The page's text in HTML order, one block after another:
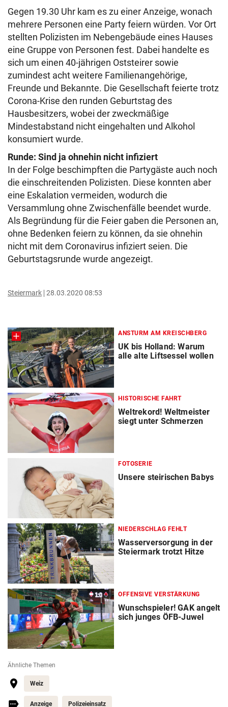
Gegen 19.30 Uhr kam es zu einer Anzeige, wonach
mehrere Personen eine Party feiern würden. Vor Ort
stellten Polizisten im Nebengebäude eines Hauses
eine Gruppe von Personen fest. Dabei handelte es
sich um einen 40-jährigen Oststeirer sowie
zumindest acht weitere Familienangehörige,
Freunde und Bekannte. Die Gesellschaft feierte trotz
Corona-Krise den runden Geburtstag des
Hausbesitzers, wobei der zweckmäßige
Mindestabstand nicht eingehalten und Alkohol
konsumiert wurde.
Runde: Sind ja ohnehin nicht infiziert
In der Folge beschimpften die Partygäste auch noch
die einschreitenden Polizisten. Diese konnten aber
eine Eskalation vermeiden, wodurch die
Versammlung ohne Zwischenfälle beendet wurde.
Als Begründung für die Feier gaben die Personen an,
ohne Bedenken feiern zu können, da sie ohnehin
nicht mit dem Coronavirus infiziert seien. Die
Geburtstagsrunde wurde angezeigt.
Steiermark 28.03.2020 08:53
ANSTURM AM KREISCHBERG
UK bis Holland: Warum
alle alte Liftsessel wollen
HISTORISCHE FAHRT
Weltrekord! Weltmeister
siegt unter Schmerzen
FOTOSERIE
Unsere steirischen Babys
NIEDERSCHLAG FEHLT
Wasserversorgung in der
Steiermark trotzt Hitze
OFFENSIVE VERSTÄRKUNG
Wunschspieler! GAK angelt
sich junges ÖFB-Juwel
Ähnliche Themen
Weiz
Anzeige Polizeieinsatz